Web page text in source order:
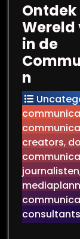
Ontdek
Wereld
in de
n
creators,
journalisten
consultants